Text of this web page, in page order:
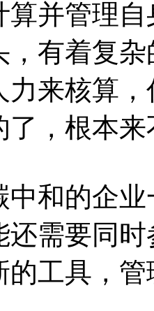
算并管理
，有着复
力来核算
了，根本
中和的企
还需要同
的工具，